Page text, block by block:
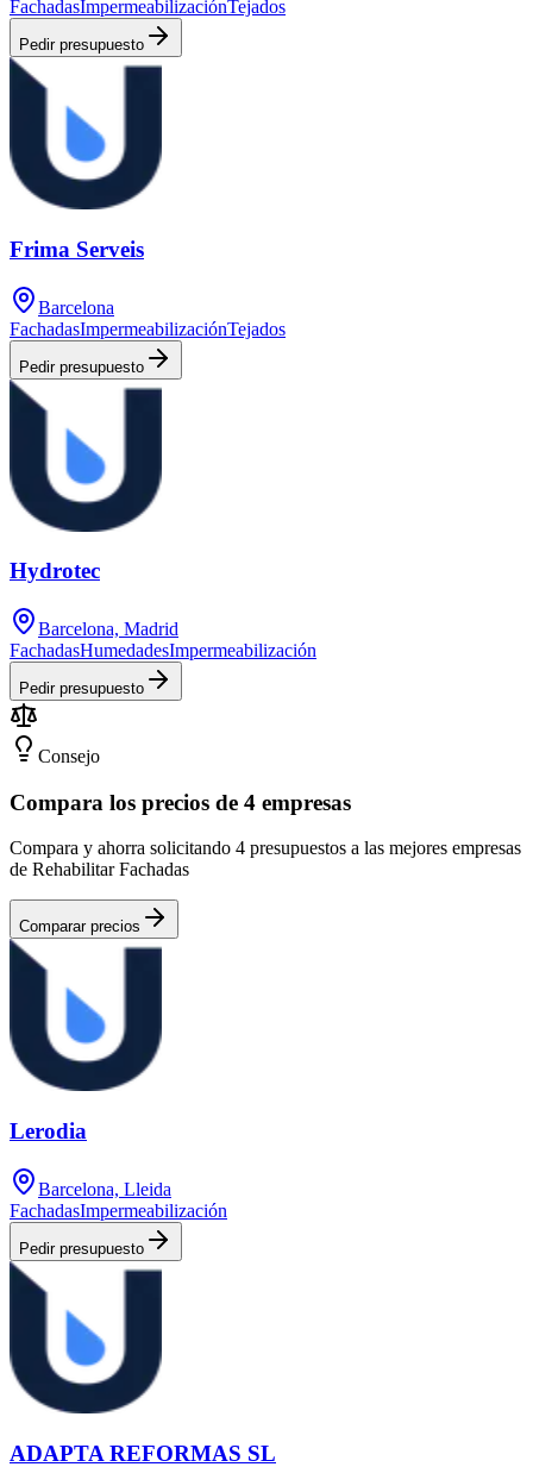
FachadasImpermeabilizaciónTejados
Pedir presupuesto
Frima Serveis
Barcelona
FachadasImpermeabilizaciónTejados
Pedir presupuesto
Hydrotec
Barcelona, Madrid
FachadasHumedadesImpermeabilización
Pedir presupuesto
Consejo
Compara los precios de 4 empresas
Compara y ahorra solicitando 4 presupuestos a las mejores empresas
de Rehabilitar Fachadas
Comparar precios
Lerodia
Barcelona, Lleida
FachadasImpermeabilización
Pedir presupuesto
ADAPTA REFORMAS SL